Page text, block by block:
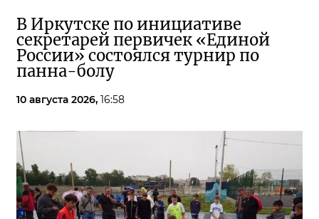
В Иркутске по инициативе
секретарей первичек «Единой
России» состоялся турнир по
панна-болу
10 августа 2026, 16:58